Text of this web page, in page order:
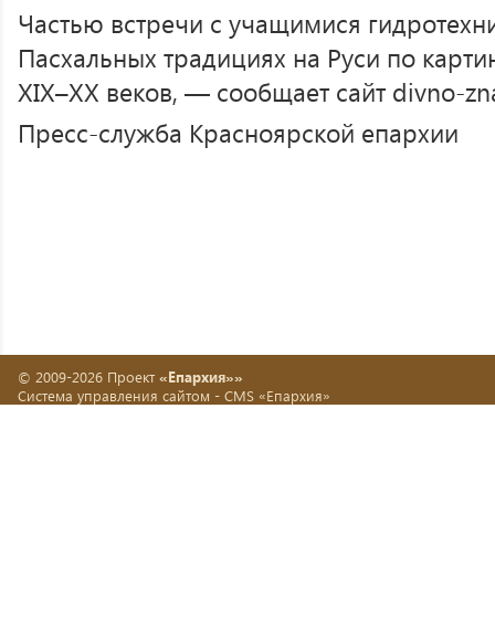
Частью встречи с учащимися
Пасхальных традициях на Руси по
XIX–XX веков, — сообщает сайт divno-
Пресс-служба Красноярской епархии
© 2009-2026 Проект «Епархия»»
Система управления сайтом - CMS «Епархия»